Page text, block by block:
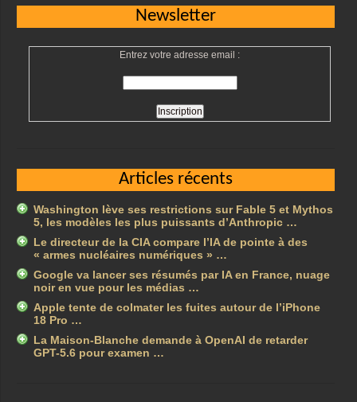
Newsletter
Entrez votre adresse email :
Articles récents
Washington lève ses restrictions sur Fable 5 et Mythos
5, les modèles les plus puissants d’Anthropic …
Le directeur de la CIA compare l’IA de pointe à des
« armes nucléaires numériques » …
Google va lancer ses résumés par IA en France, nuage
noir en vue pour les médias …
Apple tente de colmater les fuites autour de l’iPhone
18 Pro …
La Maison-Blanche demande à OpenAI de retarder
GPT-5.6 pour examen …